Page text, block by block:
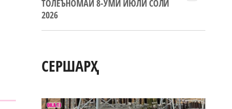
ТОЛЕЪНОМАИ 8-УМИ ИЮЛИ СОЛИ
2026
СЕРШАРҲ